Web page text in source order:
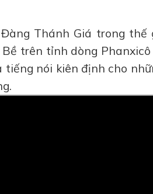
Thánh Giá trong
Bề trên tỉnh dòng
tiếng nói kiên định cho